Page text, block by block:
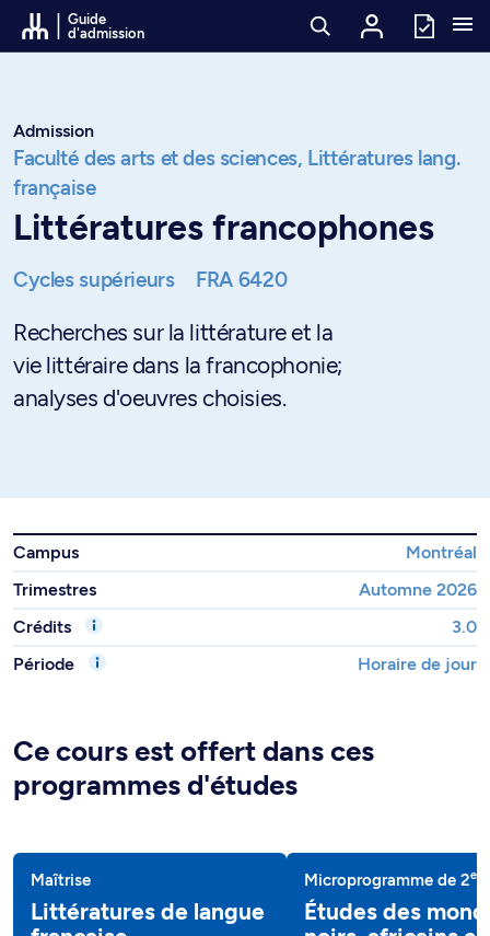
Passer au contenu
Guide
d'admission
Admission
Faculté des arts et des sciences, Littératures lang.
française
Littératures francophones
Cycles supérieurs FRA 6420
Recherches sur la littérature et la
vie littéraire dans la francophonie;
analyses d'oeuvres choisies.
Campus
Montréal
Trimestres
Automne 2026
Crédits
3.0
Période
Horaire de jour
Ce cours est offert dans ces
programmes d'études
Maîtrise
Littératures de langue
Microprogramme de 2e
Études des